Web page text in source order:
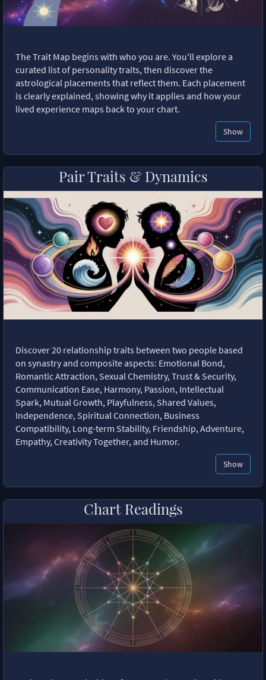
The Trait Map begins with who you are. You'll explore a
curated list of personality traits, then discover the
astrological placements that reflect them. Each placement
is clearly explained, showing why it applies and how your
lived experience maps back to your chart.
Show
Pair Traits & Dynamics
Discover 20 relationship traits between two people based
on synastry and composite aspects: Emotional Bond,
Romantic Attraction, Sexual Chemistry, Trust & Security,
Communication Ease, Harmony, Passion, Intellectual
Spark, Mutual Growth, Playfulness, Shared Values,
Independence, Spiritual Connection, Business
Compatibility, Long-term Stability, Friendship, Adventure,
Empathy, Creativity Together, and Humor.
Show
Chart Readings